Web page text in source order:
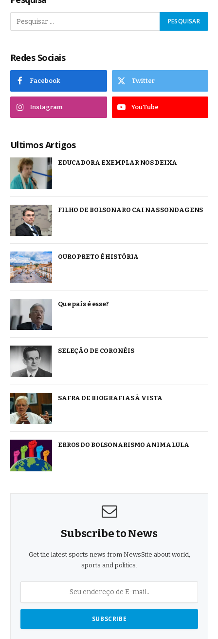
Redes Sociais
Facebook Twitter
Instagram YouTube
Ultimos Artigos
EDUCADORA EXEMPLAR NOS DEIXA
FILHO DE BOLSONARO CAI NAS SONDAGENS
OURO PRETO É HISTÓRIA
Que país é esse?
SELEÇÃO DE CORONÉIS
SAFRA DE BIOGRAFIAS À VISTA
ERROS DO BOLSONARISMO ANIMA LULA
Subscribe to News
Get the latest sports news from NewsSite about world,
sports and politics.